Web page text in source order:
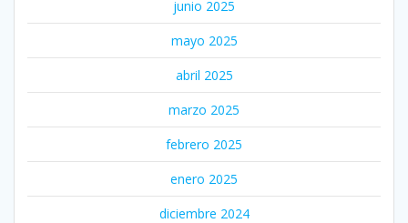
junio 2025
mayo 2025
abril 2025
marzo 2025
febrero 2025
enero 2025
diciembre 2024